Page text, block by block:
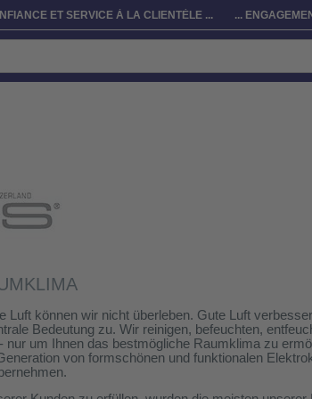
ET SERVICE À LA CLIENTÈLE ... ...
Luft können wir nicht überleben. Gute Luft
Bedeutung zu. Wir reinigen, befeuchten,
nur um Ihnen das bestmögliche Raumklima zu
von formschönen und funktionalen